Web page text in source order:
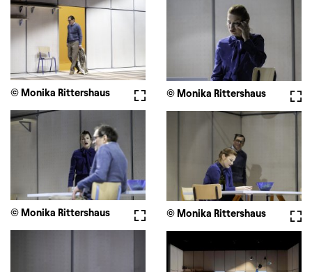
Vollbild
© Monika Rittershaus © Monika Rittershaus
Vollbild
© Monika Rittershaus © Monika Rittershaus